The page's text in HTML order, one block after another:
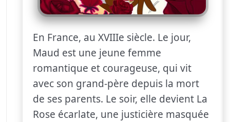
En France, au XVIIIe siècle. Le jour,
Maud est une jeune femme
romantique et courageuse, qui vit
avec son grand-père depuis la mort
de ses parents. Le soir, elle devient La
Rose écarlate, une justicière masquée